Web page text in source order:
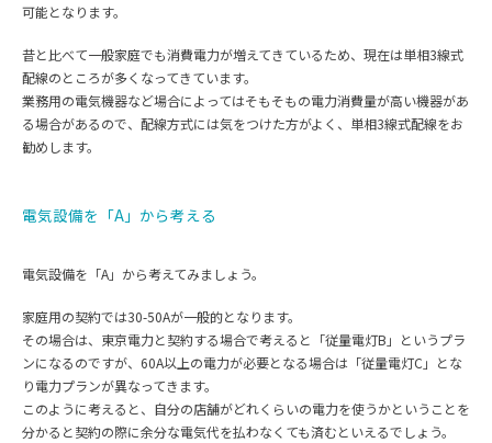
可能となります。
昔と比べて一般家庭でも消費電力が増えてきているため、現在は単相3線式
配線のところが多くなってきています。
業務用の電気機器など場合によってはそもそもの電力消費量が高い機器があ
る場合があるので、配線方式には気をつけた方がよく、単相3線式配線をお
勧めします。
電気設備を「A」から考える
電気設備を「A」から考えてみましょう。
家庭用の契約では30-50Aが一般的となります。
その場合は、東京電力と契約する場合で考えると「従量電灯B」というプラ
ンになるのですが、60A以上の電力が必要となる場合は「従量電灯C」とな
り電力プランが異なってきます。
このように考えると、自分の店舗がどれくらいの電力を使うかということを
分かると契約の際に余分な電気代を払わなくても済むといえるでしょう。